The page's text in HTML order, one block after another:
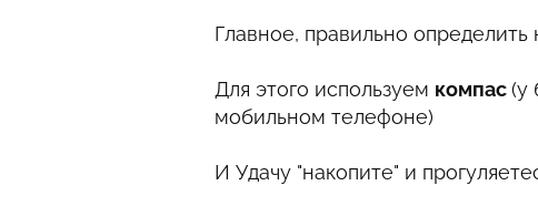
Главное, правильно определить
Для этого используем компас(у
мобильном телефоне)
И Удачу "накопите" и